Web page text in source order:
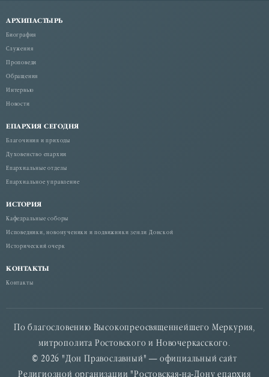
АРХИПАСТЫРЬ
Биография
Служения
Проповеди
Обращения
Интервью
Новости
ЕПАРХИЯ СЕГОДНЯ
Благочиния и приходы
Духовенство епархии
Епархиальные отделы
Епархиальное управление
ИСТОРИЯ
Кафедральные соборы
Исповедники, новомученики и подвижники земли Донской
Исторический очерк
КОНТАКТЫ
Контакты
По благословению Высокопреосвященнейшего Меркурия,
митрополита Ростовского и Новочеркасского.
© 2026 "Дон Православный" — официальный сайт